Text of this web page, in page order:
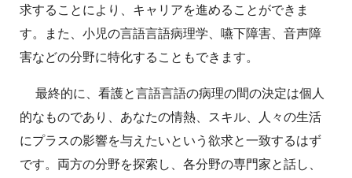
求することにより、キャリアを進めることができま
す。また、小児の言語言語病理学、嚥下障害、音声障
害などの分野に特化することもできます。
最終的に、看護と言語言語の病理の間の決定は個人
的なものであり、あなたの情熱、スキル、人々の生活
にプラスの影響を与えたいという欲求と一致するはず
です。両方の分野を探索し、各分野の専門家と話し、